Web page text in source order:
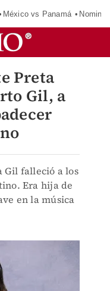
México vs Panamá
Preta
Gil, a
Gil falleció a los
Era hija de
en la música